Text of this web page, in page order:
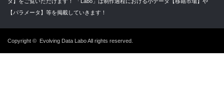
【パラメータ】等を掲載していきます！
Copyright © Evolving Data LaboAll rights reserved.